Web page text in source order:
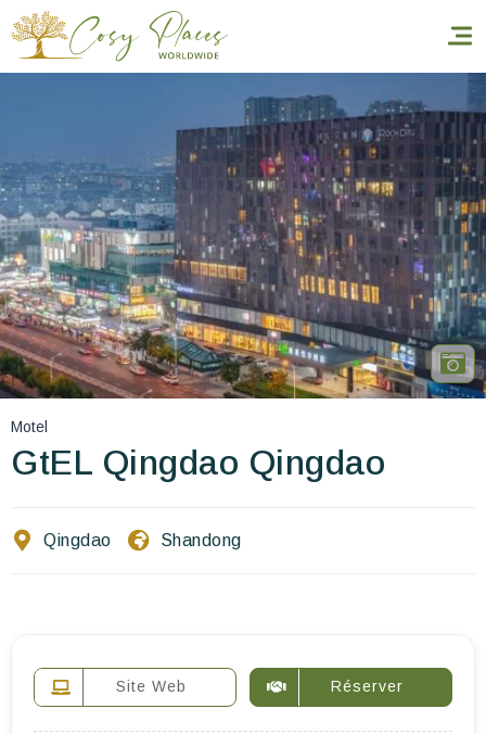
Réserver un séjour
Nos adresses dans le monde
World’s Best Hotels
Vous faire voyager
Les séjours à thème
Motel
GtEL Qingdao Qingdao
Qingdao Shandong
Site Web Réserver